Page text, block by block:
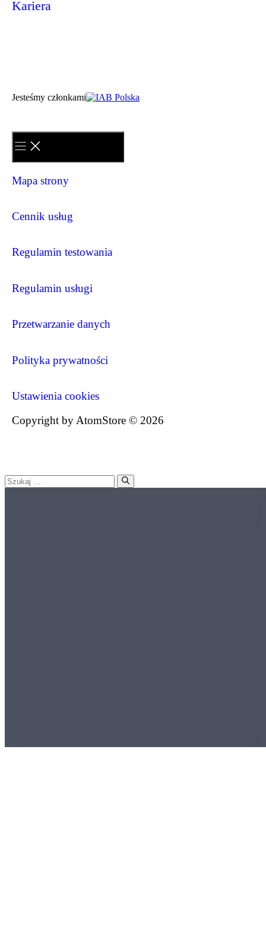
Kariera
Jesteśmy członkami
Copyright by AtomStore © 2026
Mapa strony
Cennik usług
Regulamin testowania
Regulamin usługi
Przetwarzanie danych
Polityka prywatności
Ustawienia cookies
Szukaj: